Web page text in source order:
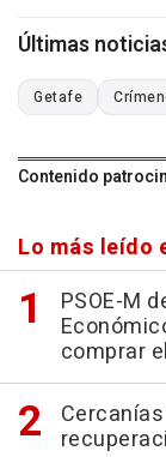
Últimas
Getafe
Contenido
Lo más leído
PSOE-M
comprar